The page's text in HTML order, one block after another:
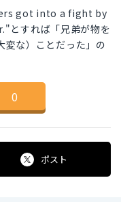
got into a fight by
すれば「兄弟が物を
変な）ことだった」の
0
ポスト